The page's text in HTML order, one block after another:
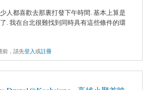
人都喜歡去那裏打發下午時間. 基本上算是
. 我在台北很難找到同時具有這些條件的環
前，請先登入或註冊